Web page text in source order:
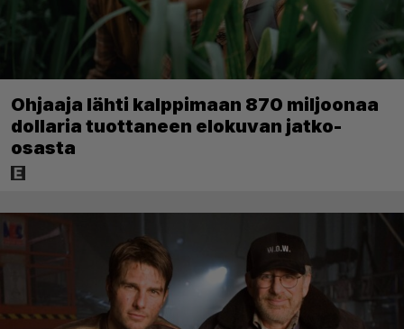
Ohjaaja lähti kalppimaan 870 miljoonaa
dollaria tuottaneen elokuvan jatko-
osasta